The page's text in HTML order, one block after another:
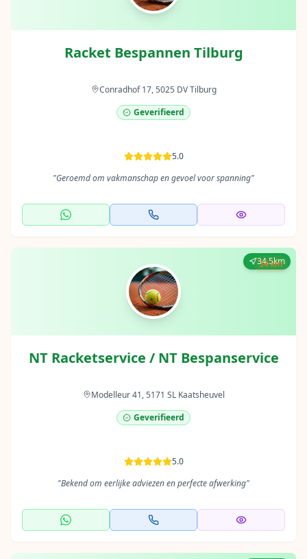
Racket Bespannen Tilburg
Conradhof 17, 5025 DV Tilburg
Geverifieerd
5.0
"Geroemd om vakmanschap en gevoel voor spanning"
34.5km
NT Racketservice / NT Bespanservice
Modelleur 41, 5171 SL Kaatsheuvel
Geverifieerd
5.0
"Bekend om eerlijke adviezen en perfecte afwerking"
34 km